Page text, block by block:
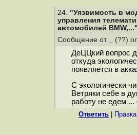
24. "Уязвимость в
управления
автомобилей BMW,..."
Сообщение от (??)
ДеЦЦкий вопрос
откуда
появляется в
С экологически
Ветряки себе в
работу не едем
Ответить Правка